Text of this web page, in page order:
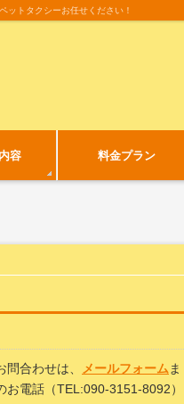
ットタクシーお任せください！
容 料金プラン
問合わせは、 メールフォーム ま
お電話（TEL:090-3151-8092）